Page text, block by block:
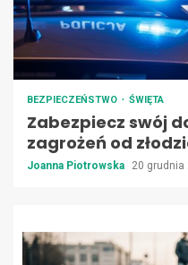
BEZPIECZEŃSTWO ŚWIĘTA
Zabezpiecz swój
zagrożeń od
Joanna Piotrowska 20 grudnia